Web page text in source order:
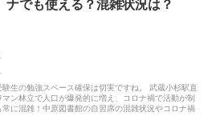
ナでも使える？混雑状況は？
生の勉強スペース確保は切実ですね。 武蔵小杉駅直
ン林立で人口が爆発的に増え、コロナ禍で活動が制
に混雑！中原図書館の自習席の混雑状況やコロナ禍